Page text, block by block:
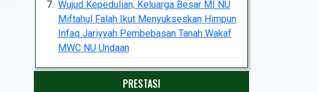
Wujud Kepedulian, Keluarga Besar MI NU
Miftahul Falah Ikut Menyukseskan Himpun
Infaq Jariyyah Pembebasan Tanah Wakaf
MWC NU Undaan
PRESTASI